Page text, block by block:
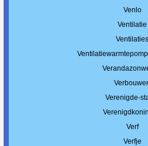
Venlo
Ventilatie
Ventilaties
Verenigde-
Verf
Verfje